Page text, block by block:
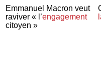
Emmanuel Macron veut
raviver « l’engagement
citoyen »